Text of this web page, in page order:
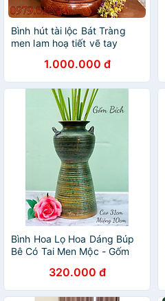
Bình hút tài lộc Bát Tràng
men lam hoạ tiết vẽ tay
1.000.000 đ
Bình Hoa Lọ Hoa Dáng Búp
Bê Có Tai Men Mộc - Gốm
320.000 đ